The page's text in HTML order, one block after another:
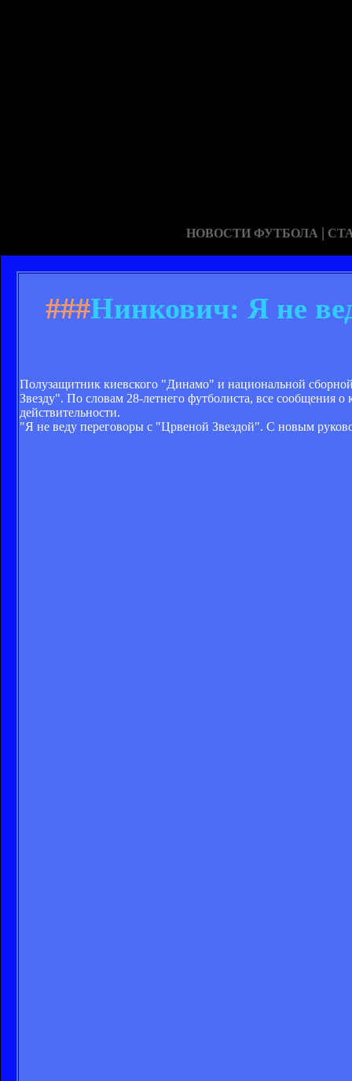
НОВОСТИ ФУТБОЛА |
###Нинкович: Я не
Полузащитник киевского "Динамо" и национальной
Звезду". По словам 28-летнего футболиста, все сообщения о
действительности.
"Я не веду переговоры с "Црвеной Звездой". С новым